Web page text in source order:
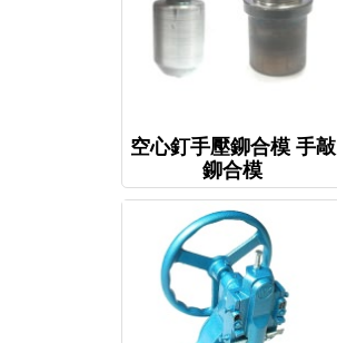
空心釘手壓鉚合模 手敲
鉚合模